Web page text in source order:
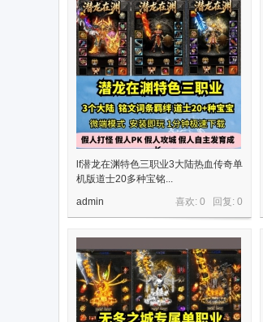
lf潜龙在渊特色三职业3大陆热血传奇单
机版道士20多种宝铭...
喜欢: 0 回复: 0
admin